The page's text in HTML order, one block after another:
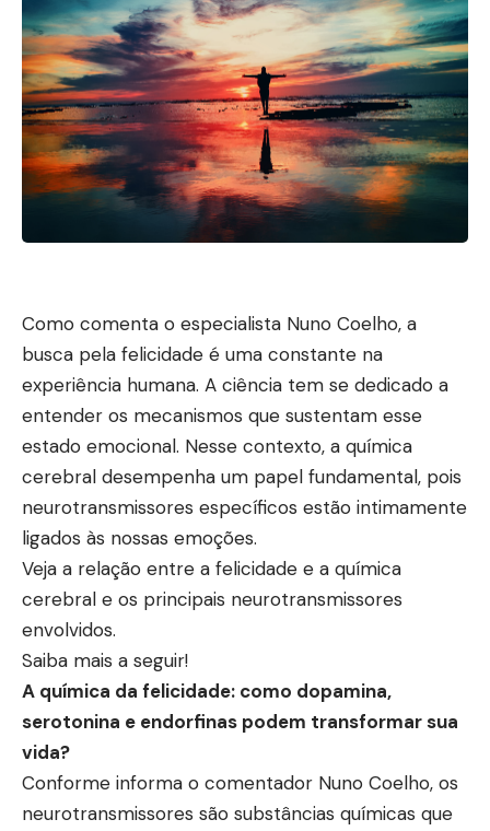
Como comenta o especialista Nuno Coelho, a
busca pela felicidade é uma constante na
experiência humana. A ciência tem se dedicado a
entender os mecanismos que sustentam esse
estado emocional. Nesse contexto, a química
cerebral desempenha um papel fundamental, pois
neurotransmissores específicos estão intimamente
ligados às nossas emoções.
Veja a relação entre a felicidade e a química
cerebral e os principais neurotransmissores
envolvidos.
Saiba mais a seguir!
A química da felicidade: como dopamina,
serotonina e endorfinas podem transformar sua
vida?
Conforme informa o comentador Nuno Coelho, os
neurotransmissores são substâncias químicas que